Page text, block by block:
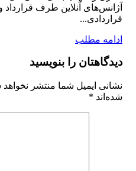
آژانس‌های آنلاین طرف
قراردادی...
ادامه مطلب
دیدگاهتان را بنویسید
نشانی ایمیل شما منتشر
شده‌اند *